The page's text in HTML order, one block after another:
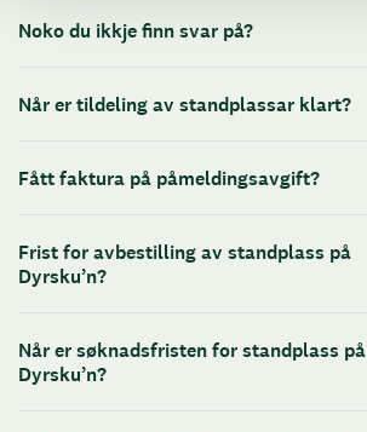
Noko du ikkje finn svar på?
Når er tildeling av standplassar klart?
Fått faktura på påmeldingsavgift?
Frist for avbestilling av standplass på
Dyrsku’n?
Når er søknadsfristen for standplass på
Dyrsku’n?